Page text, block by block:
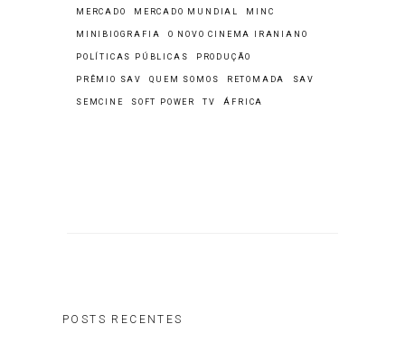
MERCADO MERCADO MUNDIAL MINC
MINIBIOGRAFIA O NOVO CINEMA IRANIANO
POLÍTICAS PÚBLICAS PRODUÇÃO
PRÊMIO SAV QUEM SOMOS RETOMADA SAV
SEMCINE SOFT POWER TV ÁFRICA
POSTS RECENTES